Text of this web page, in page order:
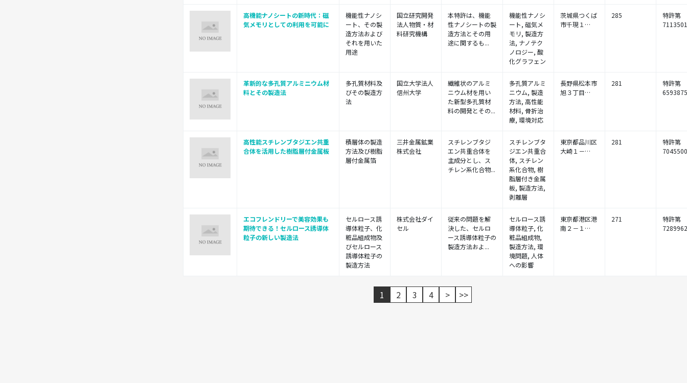
高機能ナノシートの新時代：磁
気メモリとしての利用を可能に
機能性ナノシ
ート、その製
造方法および
それを用いた
用途
国立研究開発
法人物質・材
料研究機構
本特許は、機能
性ナノシートの製
造方法とその用
途に関するも...
機能性ナノシ
ート, 磁気メ
モリ, 製造方
法, ナノテク
ノロジー, 酸
化グラフェン
茨城県つくば
市千現１…
285
特許第
革新的な多孔質アルミニウム材
料とその製造法
多孔質材料及
びその製造方
法
国立大学法人
信州大学
繊維状のアルミ
ニウム材を用い
た新型多孔質材
料の開発とその...
多孔質アルミ
ニウム, 製造
方法, 高性能
材料, 骨折治
療, 環境対応
長野県松本市
旭３丁目…
281
特許第
高性能スチレンブタジエン共重
合体を活用した樹脂層付金属板
積層体の製造
方法及び樹脂
層付金属箔
三井金属鉱業
株式会社
スチレンブタジ
エン共重合体を
主成分とし、ス
チレン系化合物...
スチレンブタ
ジエン共重合
体, スチレン
系化合物, 樹
脂層付き金属
板, 製造方法,
剥離層
東京都品川区
大崎１－…
281
特許第
エコフレンドリーで美容効果も
期待できる！セルロース誘導体
粒子の新しい製造法
セルロース誘
導体粒子、化
粧品組成物及
びセルロース
誘導体粒子の
製造方法
株式会社ダイ
セル
従来の問題を解
決した、セルロ
ース誘導体粒子の
製造方法およ...
セルロース誘
導体粒子, 化
粧品組成物,
製造方法, 環
境問題, 人体
への影響
東京都港区港
南２－１…
271
特許第
1 2 3 4 > >>